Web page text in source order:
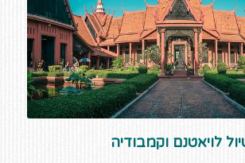
לויאטנם וקמבודיה